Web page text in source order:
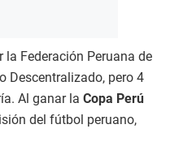
la Federación Peruana de
Descentralizado, pero 4
Al ganar la Copa Perú
del fútbol peruano,